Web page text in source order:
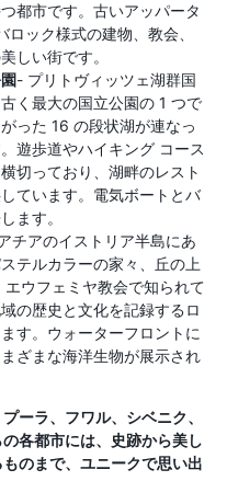
都市です。古いアッパータ
ック様式の建物、教会、
しい街です。
- プリトヴィッツェ湖群国
く最大の国立公園の 1 つで
った 16 の段状湖が連なっ
遊歩道やハイキング コース
切っており、湖畔のレスト
ています。電気ボートとバ
ます。
チアのイストリア半島にあ
テルカラーの家々、丘の上
ウフェミヤ教会で知られて
の歴史と文化を記録するロ
す。ウォーターフロントに
ざまな海洋生物が展示され
ーラ、フワル、シベニク、
各都市には、史跡から美し
のまで、ユニークで思い出